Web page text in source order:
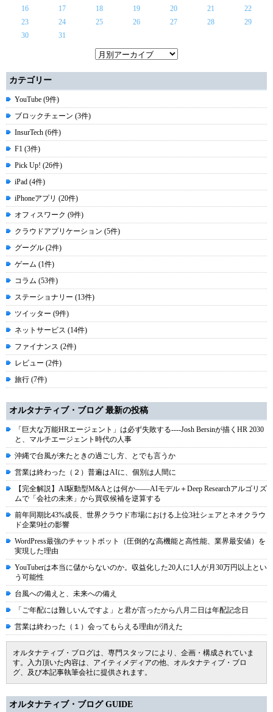
16
17 18 19 20 21
22
23
24 25 26 27 28
29
30
31
カテゴリー
YouTube (9件)
ブロックチェーン (3件)
InsurTech (6件)
F1 (3件)
Pick Up! (26件)
iPad (4件)
iPhoneアプリ (20件)
オフィスワーク (9件)
クラウドアプリケーション (5件)
グーグル (2件)
ゲーム (1件)
コラム (53件)
ステーショナリー (13件)
ツイッター (9件)
ネットサービス (14件)
ファイナンス (2件)
レビュー (2件)
旅行 (7件)
オルタナティブ・ブログ 最新の投稿
「巨大な万能HRエージェント」は必ず失敗する----Josh Bersinが描くHR 2030
と、マルチエージェント時代の人事
沖縄で台風が来たときの過ごし方、とでも言うか
営業は終わった（２）普遍はAIに、個別は人間に
【完全解説】AI駆動型M&Aとは何か――AIモデル＋Deep Researchアルゴリズ
ムで「会社の未来」から買収候補を逆算する
前年同期比43%成長、世界クラウド市場における上位3社シェアとネオクラウ
ド企業9社の影響
WordPress最強のチャットボット（圧倒的な高機能と高性能、業界最安値）を
実現した理由
YouTuberは本当に儲からないのか。収益化した20人に1人が月30万円以上とい
う可能性
台風への備えと、未来への備え
「ご年配には難しいんですよ」と君が言ったから八月二日は年配記念日
営業は終わった（１）会ってもらえる理由が消えた
オルタナティブ・ブログは、専門スタッフにより、企画・構成されていま
す。入力頂いた内容は、アイティメディアの他、オルタナティブ・ブロ
グ、及び本記事執筆会社に提供されます。
オルタナティブ・ブログ GUIDE